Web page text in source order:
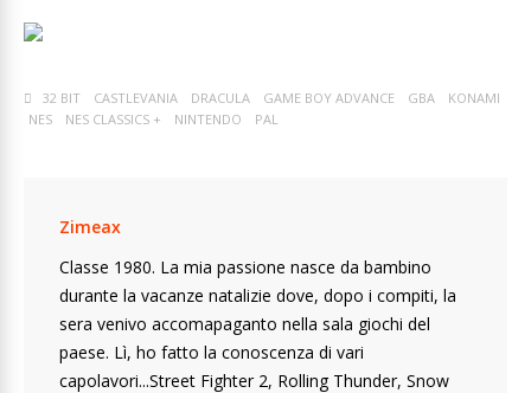
32 BIT CASTLEVANIA DRACULA GAME BOY ADVANCE GBA
KONAMI
NES
NES CLASSICS + NINTENDO PAL
Zimeax
Classe 1980. La mia passione nasce da bambino
durante la vacanze natalizie dove, dopo i compiti, la
sera venivo accomapaganto nella sala giochi del
paese. Lì, ho fatto la conoscenza di vari
capolavori...Street Fighter 2, Rolling Thunder, Snow